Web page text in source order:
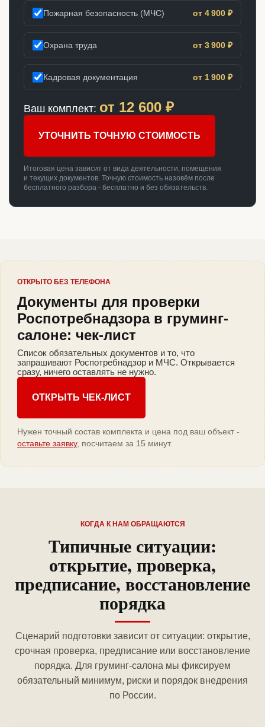
Пожарная безопасность (МЧС) от 4 900 ₽
Охрана труда от 3 900 ₽
Кадровая документация от 1 900 ₽
Ваш комплект: от 12 600 ₽
УТОЧНИТЬ ТОЧНУЮ СТОИМОСТЬ
Итоговая цена зависит от вида деятельности, помещения
и текущих документов. Точную стоимость назовём после
бесплатного разбора - бесплатно и без обязательств.
ОТКРЫТО БЕЗ ТЕЛЕФОНА
Документы для проверки
Роспотребнадзора в груминг-
салоне: чек-лист
Список обязательных документов и то, что
запрашивают Роспотребнадзор и МЧС. Открывается
сразу, ничего оставлять не нужно.
ОТКРЫТЬ ЧЕК-ЛИСТ
Нужен точный состав комплекта и цена под ваш объект -
оставьте заявку, посчитаем за 15 минут.
КОГДА К НАМ ОБРАЩАЮТСЯ
Типичные ситуации:
открытие, проверка,
предписание, восстановление
порядка
Сценарий подготовки зависит от ситуации: открытие,
срочная проверка, предписание или восстановление
порядка. Для груминг-салона мы фиксируем
обязательный минимум, риски и порядок внедрения
по России.